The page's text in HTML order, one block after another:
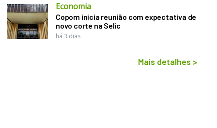
Economia
Copom inicia reunião com expectativa de
novo corte na Selic
há 3 dias
Mais detalhes >